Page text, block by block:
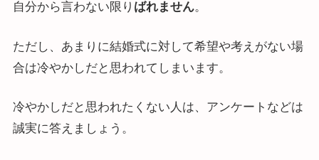
自分から言わない限り ばれません。
ただし、あまりに結婚式に対して希望や考えがない場
合は冷やかしだと思われてしまいます。
冷やかしだと思われたくない人は、アンケートなどは
誠実に答えましょう。